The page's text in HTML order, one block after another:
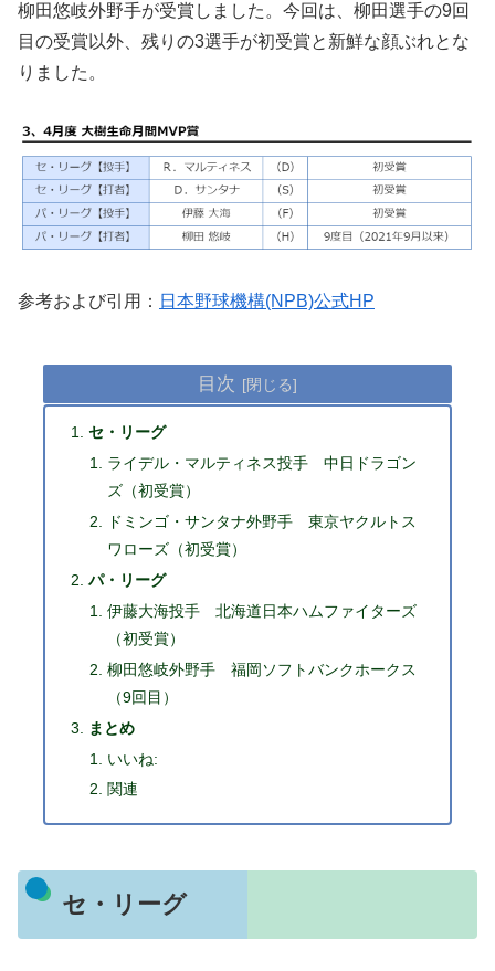
柳田悠岐外野手が受賞しました。今回は、柳田選手の9回
目の受賞以外、残りの3選手が初受賞と新鮮な顔ぶれとな
りました。
参考および引用： 日本野球機構(NPB)公式HP
目次
セ・リーグ
ライデル・マルティネス投手 中日ドラゴン
ズ（初受賞）
ドミンゴ・サンタナ外野手 東京ヤクルトス
ワローズ（初受賞）
パ・リーグ
伊藤大海投手 北海道日本ハムファイターズ
（初受賞）
柳田悠岐外野手 福岡ソフトバンクホークス
（9回目）
まとめ
いいね:
関連
セ・リーグ